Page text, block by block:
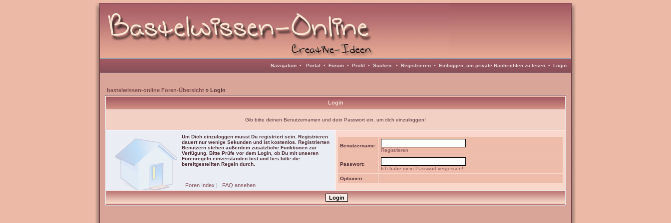
Navigation • Portal • Forum • Profil • Suchen • Registrieren • Einloggen, um private Nachrichten zu lesen • Login
bastelwissen-online Foren-Übersicht » Login
Login
Gib bitte deinen Benutzernamen und dein Passwort ein, um dich einzuloggen!
Um Dich einzuloggen musst Du registriert sein. Registrieren
dauert nur wenige Sekunden und ist kostenlos. Registrierten
Benutzern stehen außerdem zusätzliche Funktionen zur
Verfügung. Bitte Prüfe vor dem Login, ob Du mit unseren
Forenregeln einverstanden bist und lies bitte die
bereitgestellten Regeln durch.
Foren Index | FAQ ansehen
Benutzername:
Registrieren
Passwort:
Ich habe mein Passwort vergessen!
Optionen: